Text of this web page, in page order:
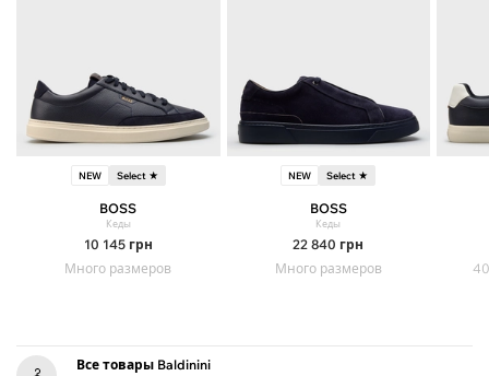
NEW Select ★
BOSS
Кеды
10 145 грн
Много размеров
NEW Select ★
BOSS
Кеды
22 840 грн
Много размеров
Все товары Baldinini